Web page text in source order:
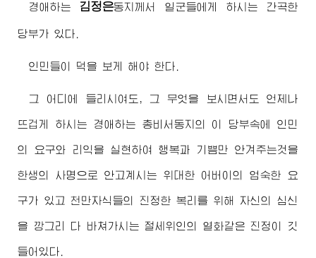
경애하는
김정은동지께서 일군들에게 하시는 간곡한
당부가 있다.
인민들이 덕을 보게 해야 한다.
그 어디에 들리시여도, 그 무엇을 보시면서도 언제나
뜨겁게 하시는 경애하는 총비서동지 의 이 당부속에 인민
의 요구와 리익을 실현하여 행복과 기쁨만 안겨주는것을
한생의 사명으로 안고계시는 위대한 어버이의 엄숙한 요
구가 있고 천만자식들의 진정한 복리를 위해 자신의 심신
을 깡그리 다 바쳐가시는 절세위인의 열화같은 진정이 깃
들어있다.